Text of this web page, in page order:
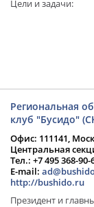
Цели и задачи:
Региональная
клуб "Бусидо"
Офис: 111141,
Центральная
Тел.: +7 495 368-90-
E-mail:
http://bushido.ru
Президент и